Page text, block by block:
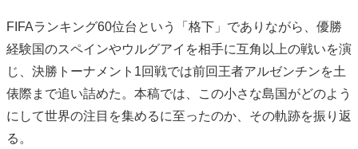
FIFAランキング60位台という「格下」でありながら、優勝
経験国のスペインやウルグアイを相手に互角以上の戦いを演
じ、決勝トーナメント1回戦では前回王者アルゼンチンを土
俵際まで追い詰めた。本稿では、この小さな島国がどのよう
にして世界の注目を集めるに至ったのか、その軌跡を振り返
る。